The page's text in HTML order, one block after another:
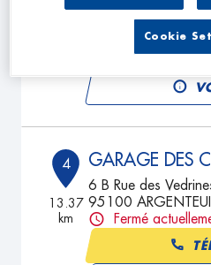
9.55
78800 HOUILLES
4
13.37
km
GARAGE DES
6 B Rue des
95100
Fermé
Cookie